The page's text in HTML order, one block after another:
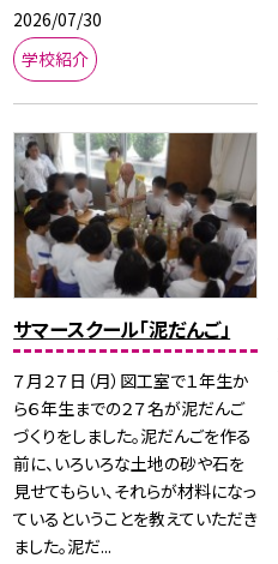
2026/07/30
学校紹介
サマースクール「泥だんご」
７月２７日（月）図工室で１年生か
ら６年生までの２７名が泥だんご
づくりをしました。泥だんごを作る
前に、いろいろな土地の砂や石を
見せてもらい、それらが材料になっ
ているということを教えていただき
ました。泥だ...